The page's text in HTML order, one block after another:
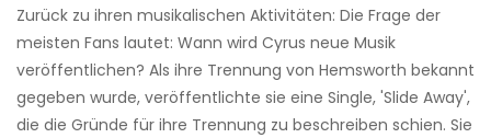
Zurück zu ihren musikalischen Aktivitäten: Die Frage der
meisten Fans lautet: Wann wird Cyrus neue Musik
veröffentlichen? Als ihre Trennung von Hemsworth bekannt
gegeben wurde, veröffentlichte sie eine Single, 'Slide Away',
die die Gründe für ihre Trennung zu beschreiben schien. Sie